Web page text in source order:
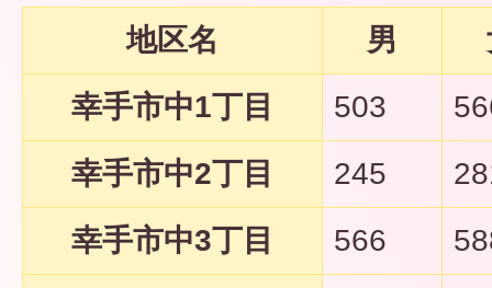
地区名
男
幸手市中1丁目
503
幸手市中2丁目
245
幸手市中3丁目
566